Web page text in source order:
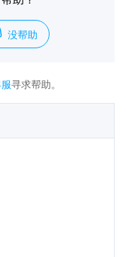
没帮助
寻求帮助。